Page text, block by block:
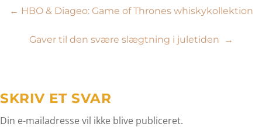
Indlægsnavigation
← HBO & Diageo: Game of Thrones whiskykollektion
Gaver til den svære slægtning i juletiden →
SKRIV ET SVAR
Din e-mailadresse vil ikke blive publiceret.